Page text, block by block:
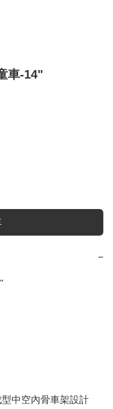
車-14"
−
中空內骨車架設計